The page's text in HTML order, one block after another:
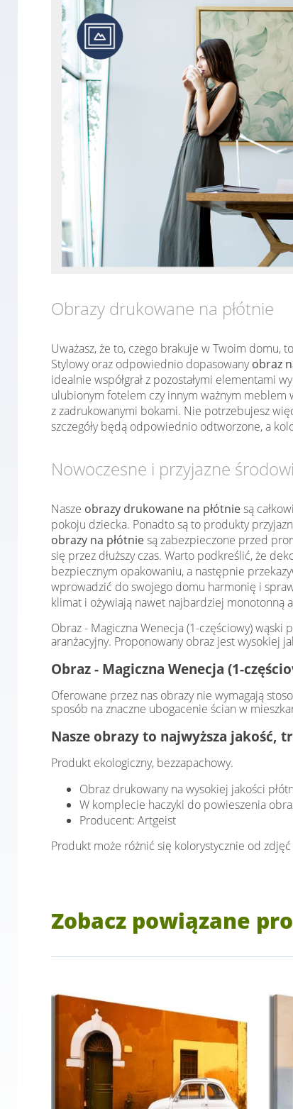
Obrazy drukowane na płótnie
Uważasz, że to, czego brakuje w Twoim domu,
Stylowy oraz odpowiednio dopasowanyobraz
idealnie współgrał z pozostałymi elementami
ulubionym fotelem czy innym ważnym meblem
z zadrukowanymi bokami. Nie potrzebujesz
szczegóły będą odpowiednio odtworzone, a
Nowoczesne i przyjazne
Nasze obrazy drukowane na płótniesą
pokoju dziecka. Ponadto są to produkty
obrazy na płótniesą zabezpieczone przed
się przez dłuższy czas. Warto podkreślić, że
bezpiecznym opakowaniu, a następnie
wprowadzić do swojego domu harmonię i
klimat i ożywiają nawet najbardziej monotonną
Obraz - Magiczna Wenecja (1-częściowy)
aranżacyjny. Proponowany obraz jest wysokiej
Obraz - Magiczna Wenecja (1-
Oferowane przez nas obrazy nie wymagają
sposób na znaczne ubogacenie ścian w
Nasze obrazy to najwyższa jakość,
Produkt ekologiczny, bezzapachowy.
Obraz drukowany na wysokiej jakości
W komplecie haczyki do powieszenia
Producent: Artgeist
Produkt może różnić się kolorystycznie od
Zobacz powiązane